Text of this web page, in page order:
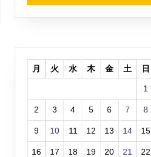
月 火 水 木 金 土 日
1
2 3 4 5 6 7 8
9 10 11 12 13 14 15
16 17 18 19 20 21 22